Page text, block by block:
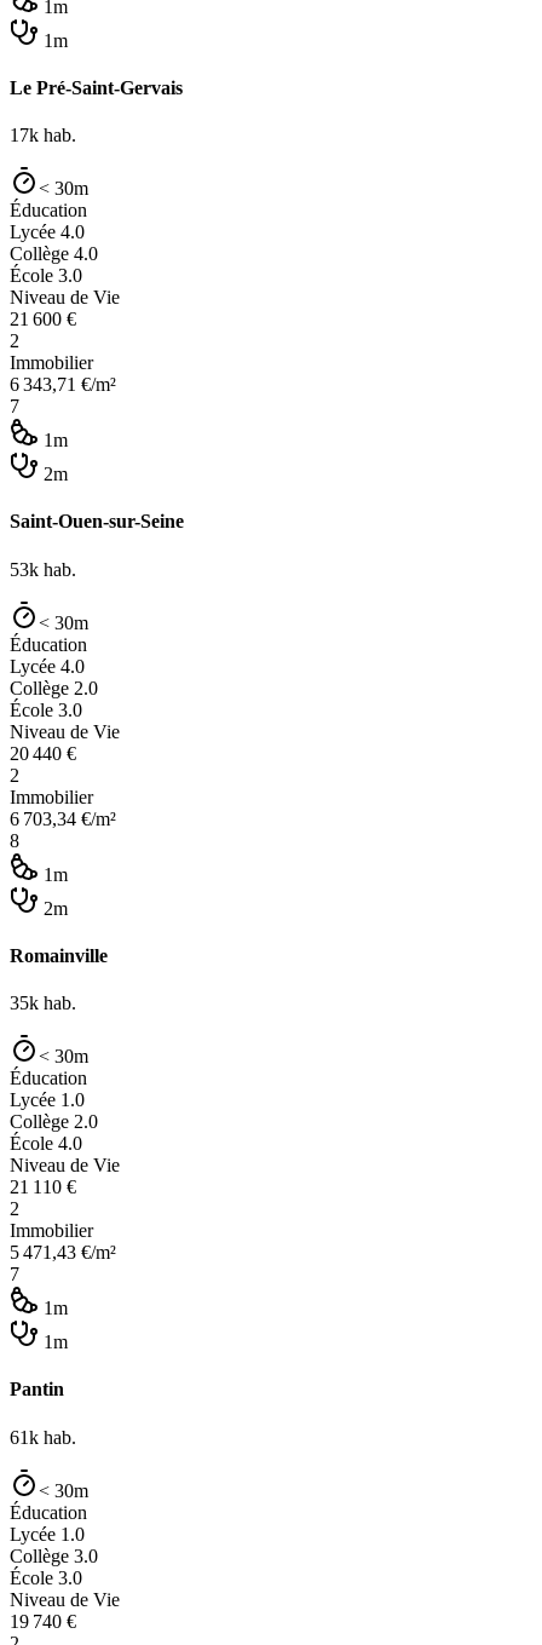
1m
1m
Le Pré-Saint-Gervais
17k hab.
< 30m
Éducation
Lycée 4.0
Collège 4.0
École 3.0
Niveau de Vie
21 600 €
2
Immobilier
6 343,71 €/m²
7
1m
2m
Saint-Ouen-sur-Seine
53k hab.
< 30m
Éducation
Lycée 4.0
Collège 2.0
École 3.0
Niveau de Vie
20 440 €
2
Immobilier
6 703,34 €/m²
8
1m
2m
Romainville
35k hab.
< 30m
Éducation
Lycée 1.0
Collège 2.0
École 4.0
Niveau de Vie
21 110 €
2
Immobilier
5 471,43 €/m²
7
1m
1m
Pantin
61k hab.
< 30m
Éducation
Lycée 1.0
Collège 3.0
École 3.0
Niveau de Vie
19 740 €